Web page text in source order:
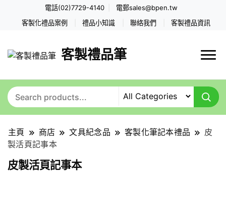
電話(02)7729-4140 電郵sales@bpen.tw
客製化禮品案例 禮品小知識 聯絡我們 客製禮品資訊
客製禮品筆
主頁 商店 文具紀念品 客製化筆記本禮品
皮
製活頁記事本
皮製活頁記事本